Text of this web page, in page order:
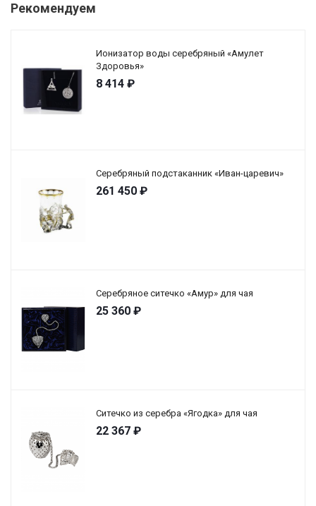
Рекомендуем
Ионизатор воды серебряный «Амулет
Здоровья»
8 414 ₽
Серебряный подстаканник «Иван-царевич»
261 450 ₽
Серебряное ситечко «Амур» для чая
25 360 ₽
Ситечко из серебра «Ягодка» для чая
22 367 ₽